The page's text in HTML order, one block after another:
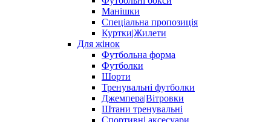
Манішки
Спеціальна пропозиція
Куртки|Жилети
Для жінок
Футбольна форма
Футболки
Шорти
Тренувальні футболки
Джемпера|Вітровки
Штани тренувальні
Спортивні аксесуари